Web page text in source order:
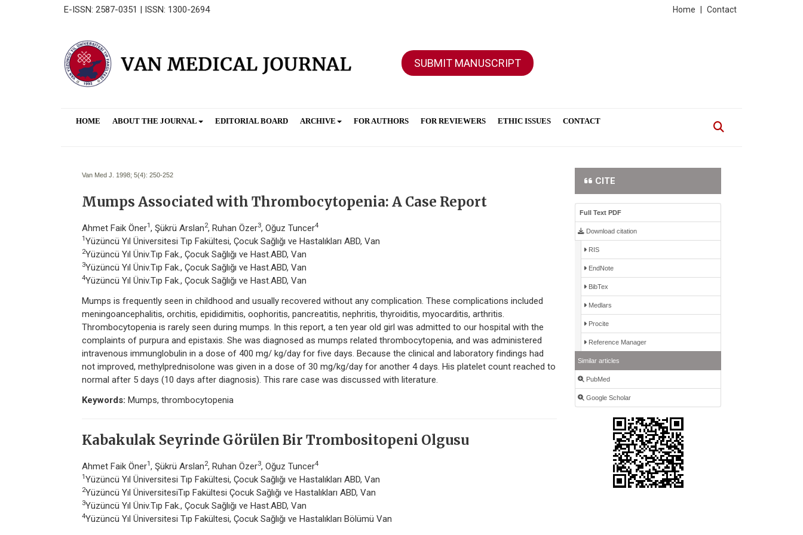
E-ISSN: 2587-0351 | ISSN: 1300-2694 Contact
Home
SUBMIT MANUSCRIPT
HOME ABOUT THE JOURNAL EDITORIAL BOARD ARCHIVE FOR AUTHORS FOR REVIEWERS ETHIC ISSUES CONTACT
Van Med J. 1998; 5(4): 250-252
Mumps Associated with Thrombocytopenia: A Case Report
Ahmet Faik Öner1 , Şükrü Arslan2, Ruhan Özer3, Oğuz Tuncer4
1 Yüzüncü Yıl Üniversitesi Tıp Fakültesi, Çocuk Sağlığı ve Hastalıkları ABD, Van
2Yüzüncü Yıl Üniv.Tıp Fak., Çocuk Sağlığı ve Hast.ABD, Van
3Yüzüncü Yıl Üniv.Tıp Fak., Çocuk Sağlığı ve Hast.ABD, Van
4Yüzüncü Yıl Üniv.Tıp Fak., Çocuk Sağlığı ve Hast.ABD, Van
Mumps is frequently seen in childhood and usually recovered without any complication. These complications included
meningoancephalitis, orchitis, epididimitis, oophoritis, pancreatitis, nephritis, thyroiditis, myocarditis, arthritis.
Thrombocytopenia is rarely seen during mumps. In this report, a ten year old girl was admitted to our hospital with the
complaints of purpura and epistaxis. She was diagnosed as mumps related thrombocytopenia, and was administered
intravenous immunglobulin in a dose of 400 mg/ kg/day for five days. Because the clinical and laboratory findings had
not improved, methylprednisolone was given in a dose of 30 mg/kg/day for another 4 days. His platelet count reached to
normal after 5 days (10 days after diagnosis). This rare case was discussed with literature.
Keywords: Mumps, thrombocytopenia
Kabakulak Seyrinde Görülen Bir Trombositopeni Olgusu
Ahmet Faik Öner1 , Şükrü Arslan2, Ruhan Özer3, Oğuz Tuncer4
1 Yüzüncü Yıl Üniversitesi Tıp Fakültesi, Çocuk Sağlığı ve Hastalıkları ABD, Van
2Yüzüncü Yıl ÜniversitesiTıp Fakültesi Çocuk Sağlığı ve Hastalıkları ABD, Van
3Yüzüncü Yıl Üniv.Tıp Fak., Çocuk Sağlığı ve Hast.ABD, Van
4Yüzüncü Yıl Üniversitesi Tıp Fakültesi, Çocuk Sağlığı ve Hastalıkları Bölümü Van
CITE
Full Text PDF
Download citation
RIS
EndNote
BibTex
Medlars
Procite
Reference Manager
Similar articles
PubMed
Google Scholar